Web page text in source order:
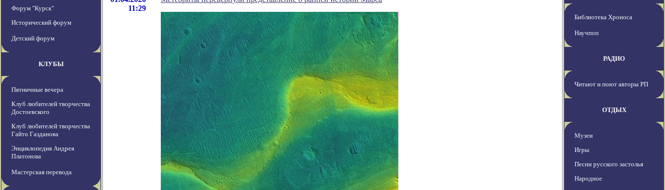
Форум "Курск"
Исторический форум
Детский форум
КЛУБЫ
Пятничные вечера
Клуб любителей творчества
Достоевского
Клуб любителей творчества
Гайто Газданова
Энциклопедия Андрея
Платонова
Мастерская перевода
11:29
Библиотека Хроноса
Научпоп
РАДИО
Читают и поют авторы РП
ОТДЫХ
Музеи
Игры
Песни русского застолья
Народное